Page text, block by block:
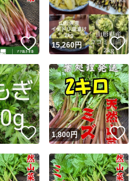
いいね！
15,260円
いいね！
1,800円